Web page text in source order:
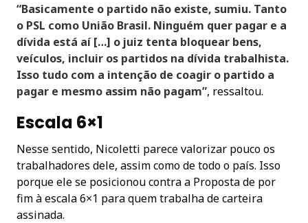
“Basicamente o partido não existe, sumiu. Tanto
o PSL como União Brasil. Ninguém quer pagar e a
dívida está aí […] o juiz tenta bloquear bens,
veículos, incluir os partidos na dívida trabalhista.
Isso tudo com a intenção de coagir o partido a
pagar e mesmo assim não pagam”, ressaltou.
Escala 6×1
Nesse sentido, Nicoletti parece valorizar pouco os
trabalhadores dele, assim como de todo o país. Isso
porque ele se posicionou contra a Proposta de por
fim à escala 6×1 para quem trabalha de carteira
assinada.